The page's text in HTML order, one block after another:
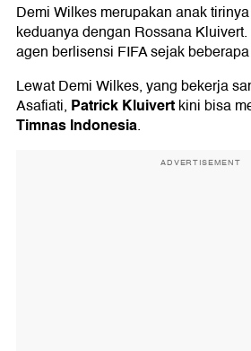
Demi Wilkes merupakan anak
keduanya dengan Rossana
agen berlisensi FIFA sejak
Lewat Demi Wilkes, yang bekerja
Asafiati, Patrick Kluivertkini bisa
Timnas Indonesia.
ADVERTISEMENT